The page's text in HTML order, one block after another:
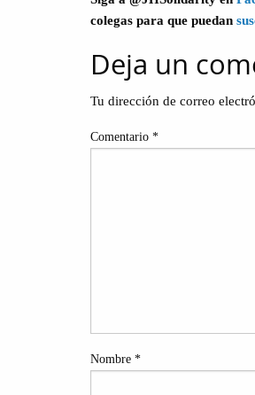
colegas para que puedan
Deja un
Tu dirección de correo
Comentario *
Nombre *